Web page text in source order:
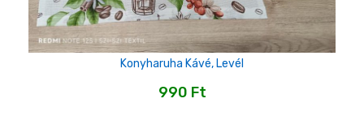
Konyharuha Kávé, Levél
990 Ft